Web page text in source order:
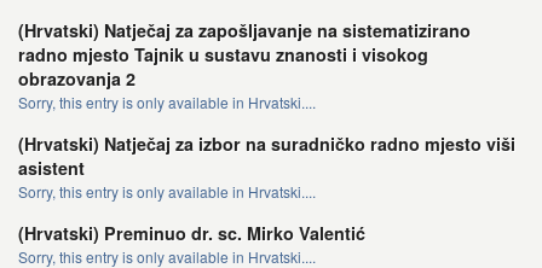
(Hrvatski) Natječaj za zapošljavanje na sistematizirano
radno mjesto Tajnik u sustavu znanosti i visokog
obrazovanja 2
Sorry, this entry is only available in Hrvatski....
(Hrvatski) Natječaj za izbor na suradničko radno mjesto viši
asistent
Sorry, this entry is only available in Hrvatski....
(Hrvatski) Preminuo dr. sc. Mirko Valentić
Sorry, this entry is only available in Hrvatski....